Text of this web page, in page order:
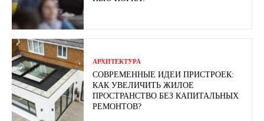
АРХИТЕКТУРА
СОВРЕМЕННЫЕ ИДЕИ ПРИСТРОЕК:
КАК УВЕЛИЧИТЬ ЖИЛОЕ
ПРОСТРАНСТВО БЕЗ КАПИТАЛЬНЫХ
РЕМОНТОВ?